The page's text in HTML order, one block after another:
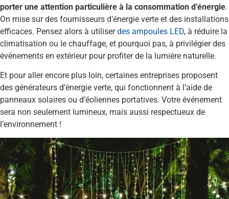
porter une attention particulière à la consommation d’énergie.
On mise sur des fournisseurs d’énergie verte et des installations
efficaces. Pensez alors à utiliserdes ampoules LED, à réduire la
climatisation ou le chauffage, et pourquoi pas, à privilégier des
événements en extérieur pour profiter de la lumière naturelle.
Et pour aller encore plus loin, certaines entreprises proposent
des générateurs d’énergie verte, qui fonctionnent à l’aide de
panneaux solaires ou d’éoliennes portatives. Votre événement
sera non seulement lumineux, mais aussi respectueux de
l’environnement !